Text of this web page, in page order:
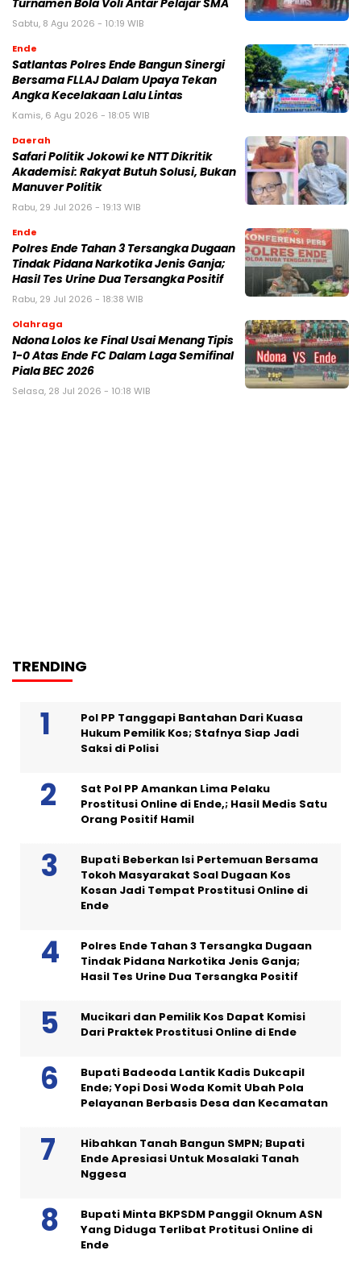
Turnamen Bola Voli Antar Pelajar SMA
Sabtu, 8 Agu 2026 - 10:19 WIB
Ende
Satlantas Polres Ende Bangun Sinergi
Bersama FLLAJ Dalam Upaya Tekan
Angka Kecelakaan Lalu Lintas
Kamis, 6 Agu 2026 - 18:05 WIB
Daerah
Safari Politik Jokowi ke NTT Dikritik
Akademisi: Rakyat Butuh Solusi, Bukan
Manuver Politik
Rabu, 29 Jul 2026 - 19:13 WIB
Ende
Polres Ende Tahan 3 Tersangka Dugaan
Tindak Pidana Narkotika Jenis Ganja;
Hasil Tes Urine Dua Tersangka Positif
Rabu, 29 Jul 2026 - 18:38 WIB
Olahraga
Ndona Lolos ke Final Usai Menang Tipis
1-0 Atas Ende FC Dalam Laga Semifinal
Piala BEC 2026
Selasa, 28 Jul 2026 - 10:18 WIB
TRENDING
Pol PP Tanggapi Bantahan Dari Kuasa
Hukum Pemilik Kos; Stafnya Siap Jadi
Saksi di Polisi
Sat Pol PP Amankan Lima Pelaku
Prostitusi Online di Ende,; Hasil Medis Satu
Orang Positif Hamil
Bupati Beberkan Isi Pertemuan Bersama
Tokoh Masyarakat Soal Dugaan Kos
Kosan Jadi Tempat Prostitusi Online di
Ende
Polres Ende Tahan 3 Tersangka Dugaan
Tindak Pidana Narkotika Jenis Ganja;
Hasil Tes Urine Dua Tersangka Positif
Mucikari dan Pemilik Kos Dapat Komisi
Dari Praktek Prostitusi Online di Ende
Bupati Badeoda Lantik Kadis Dukcapil
Ende; Yopi Dosi Woda Komit Ubah Pola
Pelayanan Berbasis Desa dan Kecamatan
Hibahkan Tanah Bangun SMPN; Bupati
Ende Apresiasi Untuk Mosalaki Tanah
Nggesa
Bupati Minta BKPSDM Panggil Oknum ASN
Yang Diduga Terlibat Protitusi Online di
Ende